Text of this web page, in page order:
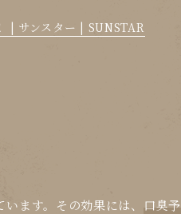
| サンスター | SUNSTAR
ます。その効果には、
口臭予